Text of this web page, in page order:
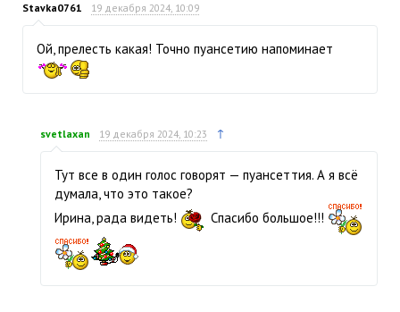
Stavka0761 19 декабря 2024, 10:09
Ой, прелесть какая! Точно пуансетию напоминает
svetlaxan 19 декабря 2024, 10:23 ↑
Тут все в один голос говорят — пуансеттия. А я всё
думала, что это такое?
Ирина, рада видеть!
Спасибо большое!!!